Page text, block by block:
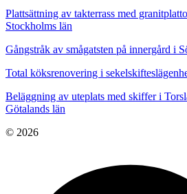
Plattsättning av takterrass med
Stockholms län
Gångstråk av smågatsten på innergård i
Total köksrenovering i
Beläggning av uteplats med skiffer i
Götalands län
© 2026